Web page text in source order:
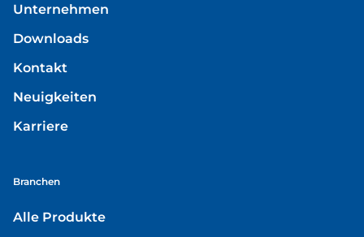
Unternehmen
Downloads
Kontakt
Neuigkeiten
Karriere
Branchen
Alle Produkte